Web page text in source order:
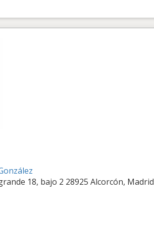
18, bajo 2 28925 Alcorcón, Madrid